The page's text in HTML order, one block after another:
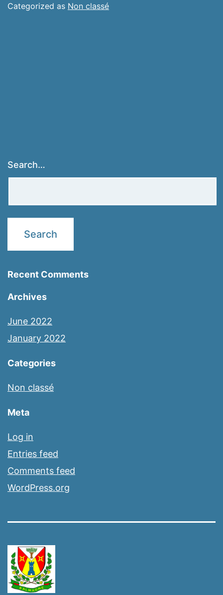
Categorized as Non classé
Search…
Recent Comments
Archives
June 2022
January 2022
Categories
Non classé
Meta
Log in
Entries feed
Comments feed
WordPress.org